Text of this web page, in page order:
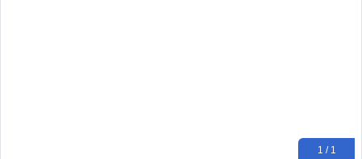
1 / 1